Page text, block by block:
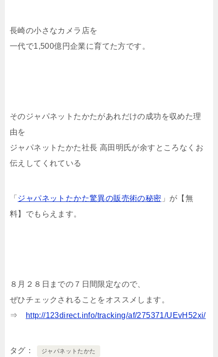
長崎の小さなカメラ店を
一代で1,500億円企業に育てた方です。
そのジャパネットたかたがあれだけの成功を収めた理
由を
ジャパネットたかた社長 高田明氏が余すところなくお
伝えしてくれている
「 ジャパネットたかた驚異の販売術の秘密 」が【無
料】でもらえます。
８月２８日までの７日間限定なので、
ぜひチェックされることをオススメします。
⇒
http://123direct.info/tracking/af/275371/UEvH52xi/
タグ ジャパネットたかた